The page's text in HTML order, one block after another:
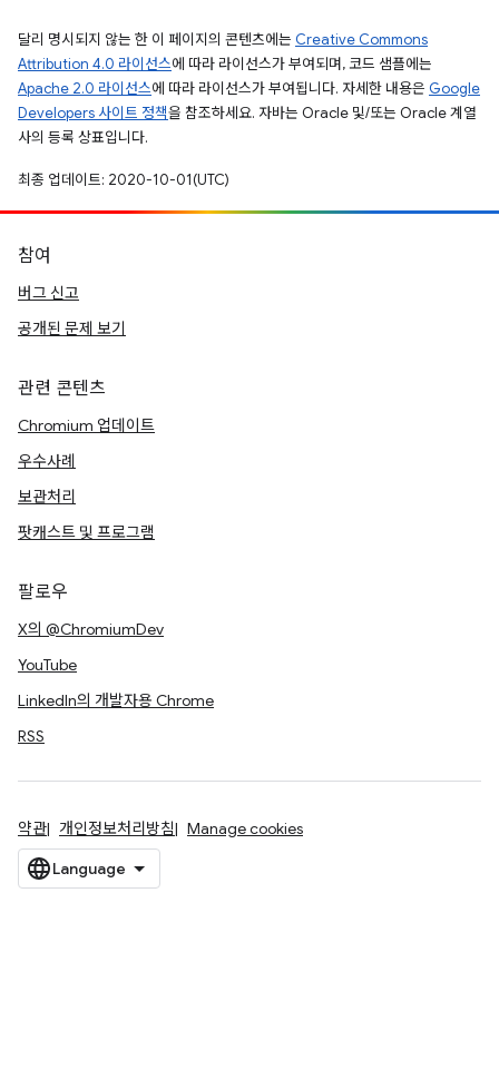
달리 명시되지 않는 한 이 페이지의 콘텐츠에는 Creative Commons
Attribution 4.0 라이선스에 따라 라이선스가 부여되며, 코드 샘플에는
Apache 2.0 라이선스에 따라 라이선스가 부여됩니다. 자세한 내용은 Google
Developers 사이트 정책을 참조하세요. 자바는 Oracle 및/또는 Oracle 계열
사의 등록 상표입니다.
최종 업데이트: 2020-10-01(UTC)
참여
버그 신고
공개된 문제 보기
관련 콘텐츠
Chromium 업데이트
우수사례
보관처리
팟캐스트 및 프로그램
팔로우
X의 @ChromiumDev
YouTube
LinkedIn의 개발자용 Chrome
RSS
약관 개인정보처리방침 Manage cookies